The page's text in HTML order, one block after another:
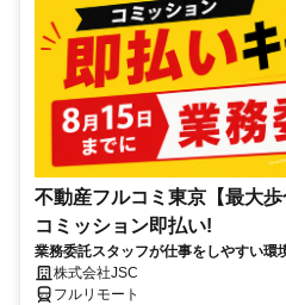
不動産フルコミ東京【最大
コミッション即払い!
業務委託スタッフが仕事をしやすい環
ペース有
株式会社JSC
フルリモート